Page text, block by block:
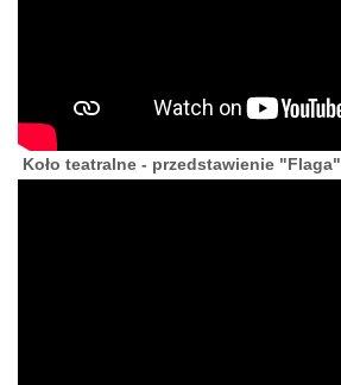
Koło teatralne - przedstawienie "Flaga"